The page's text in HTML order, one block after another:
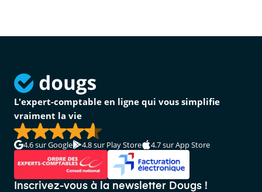
L'expert-comptable en ligne qui vous simplifie
vraiment la vie
4.6sur Google 4.8sur Play Store 4.7sur App Store
Inscrivez-vous à la newsletter Dougs !